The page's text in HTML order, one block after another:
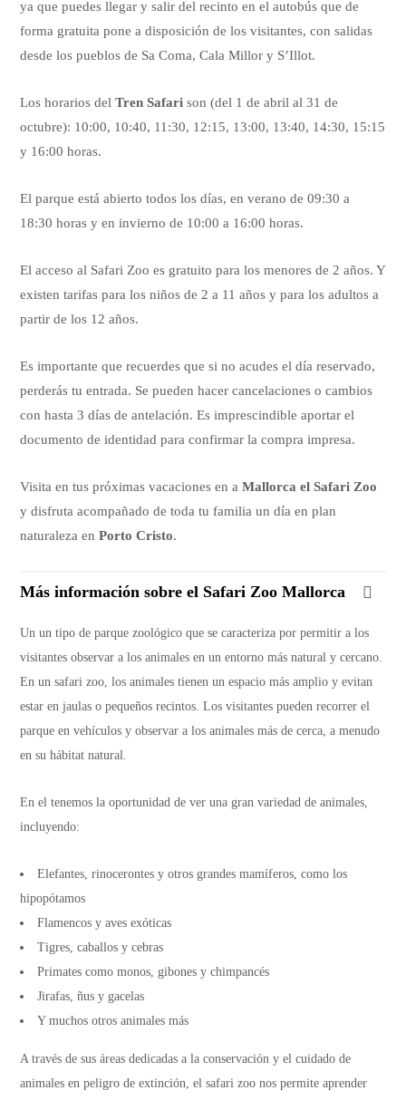
ya que puedes llegar y salir del recinto en el autobús que de
forma gratuita pone a disposición de los visitantes, con salidas
desde los pueblos de Sa Coma, Cala Millor y S’Illot.
Los horarios delTren Safari son (del 1 de abril al 31 de
octubre): 10:00, 10:40, 11:30, 12:15, 13:00, 13:40, 14:30, 15:15
y 16:00 horas.
El parque está abierto todos los días, en verano de 09:30 a
18:30 horas y en invierno de 10:00 a 16:00 horas.
El acceso al Safari Zoo es gratuito para los menores de 2 años. Y
existen tarifas para los niños de 2 a 11 años y para los adultos a
partir de los 12 años.
Es importante que recuerdes que si no acudes el día reservado,
perderás tu entrada. Se pueden hacer cancelaciones o cambios
con hasta 3 días de antelación. Es imprescindible aportar el
documento de identidad para confirmar la compra impresa.
Visita en tus próximas vacaciones en aMallorca el Safari Zoo
y disfruta acompañado de toda tu familia un día en plan
naturaleza enPorto Cristo.
Más información sobre el Safari Zoo Mallorca
Un un tipo de parque zoológico que se caracteriza por permitir a los
visitantes observar a los animales en un entorno más natural y cercano.
En un safari zoo, los animales tienen un espacio más amplio y evitan
estar en jaulas o pequeños recintos. Los visitantes pueden recorrer el
parque en vehículos y observar a los animales más de cerca, a menudo
en su hábitat natural.
En el tenemos la oportunidad de ver una gran variedad de animales,
incluyendo:
Elefantes, rinocerontes y otros grandes mamíferos, como los
hipopótamos
Flamencos y aves exóticas
Tigres, caballos y cebras
Primates como monos, gibones y chimpancés
Jirafas, ñus y gacelas
Y muchos otros animales más
A través de sus áreas dedicadas a la conservación y el cuidado de
animales en peligro de extinción, el safari zoo nos permite aprender